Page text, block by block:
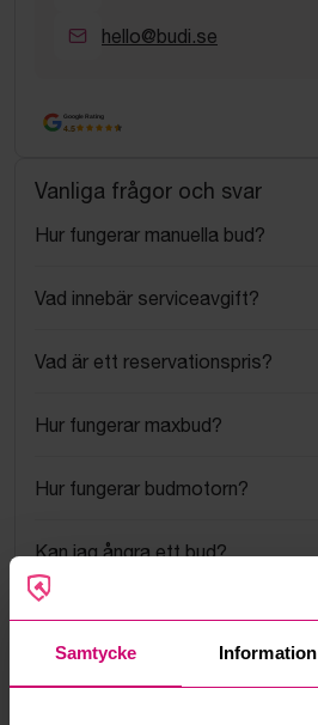
Samtycke Information
hello@budi.se
Google Rating
4.5
Vanliga frågor och svar
Hur fungerar manuella bud?
Vad innebär serviceavgift?
Vad är ett reservationspris?
Hur fungerar maxbud?
Hur fungerar budmotorn?
Kan jag ångra ett bud?
Kan ni frakta mina vunna objekt?